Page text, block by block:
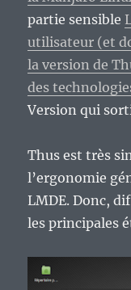
partie sensible
utilisateur (et
la version de
des
Version qui
Thus est très
l’ergonomie
LMDE. Donc,
les principales